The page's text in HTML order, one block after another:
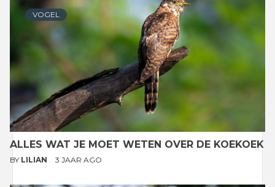
VOGEL
ALLES WAT JE MOET WETEN OVER DE KOEKOEK
BY LILIAN 3 JAAR AGO